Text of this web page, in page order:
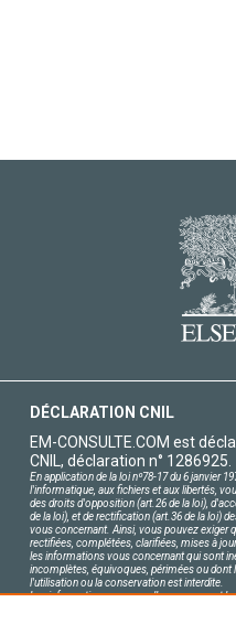
DÉCLARATION CNIL
EM-CONSULTE.COM est
CNIL, déclaration n° 1286925.
En application de la loi nº78-17 du 6 janvier
l'informatique, aux fichiers et aux libertés,
des droits d'opposition (art.26 de la loi),
de la loi), et de rectification (art.36 de la loi)
vous concernant. Ainsi, vous pouvez exiger
rectifiées, complétées, clarifiées, mises à
les informations vous concernant qui sont
incomplètes, équivoques, périmées ou dont
l'utilisation ou la conservation est interdite.
Les informations personnelles concernant